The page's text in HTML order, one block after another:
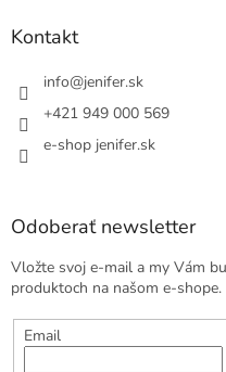
Kontakt
info@jenifer.sk
+421 949 000 569
e-shop jenifer.sk
Odoberať newsletter
Vložte svoj e-mail a my Vám
produktoch na našom e-shope.
Email